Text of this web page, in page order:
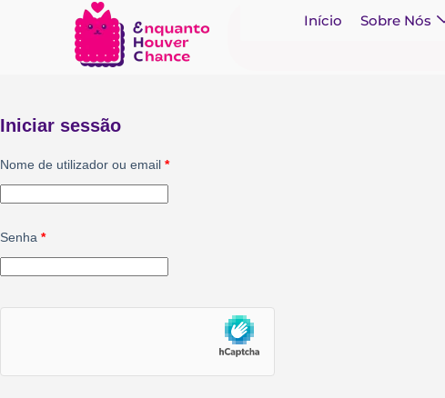
Início Sobre Nós
Iniciar sessão
Nome de utilizador ou email *
Senha *